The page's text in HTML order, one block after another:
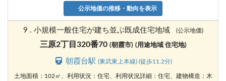
公示地価の推移・動向を表示
9 . 小規模一般住宅が建ち並ぶ既成住宅地域 (公示地価)
三原2丁目320番70 (朝霞市) (用途地域 住宅地)
朝霞台駅(東武東上本線) (徒歩11.2分)
土地面積：102㎡、利用状況：住宅、利用状況詳細：住宅、建物構造：木